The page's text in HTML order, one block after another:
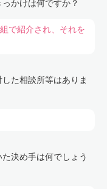
かけは何ですか？
で紹介され、それを
た相談所等はありま
決め手は何でしょう